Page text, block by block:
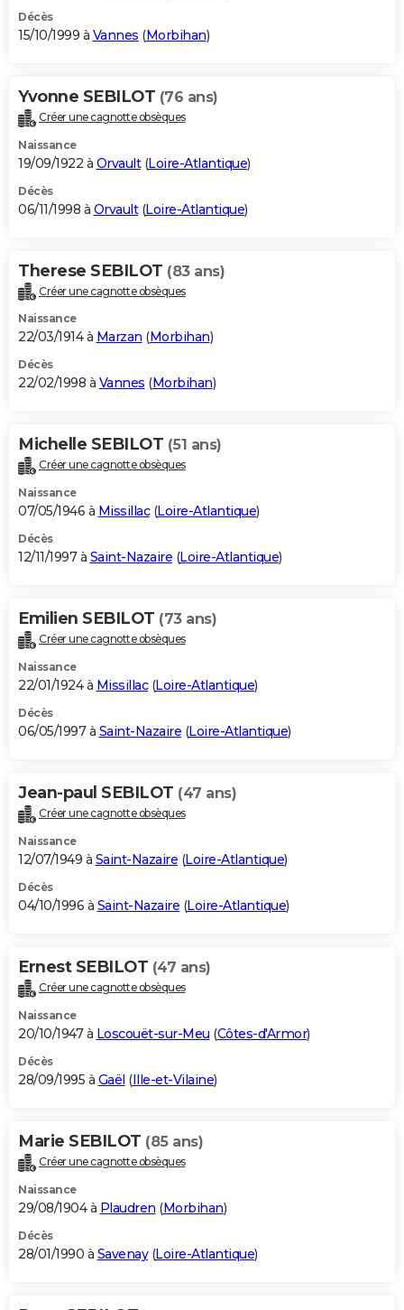
Décès
15/10/1999 à Vannes (Morbihan)
Yvonne SEBILOT (76 ans)
Créer une cagnotte obsèques
Naissance
19/09/1922 à Orvault(Loire-Atlantique)
Décès
06/11/1998 à Orvault(Loire-Atlantique)
Therese SEBILOT (83 ans)
Créer une cagnotte obsèques
Naissance
22/03/1914 à Marzan (Morbihan)
Décès
22/02/1998 à Vannes (Morbihan)
Michelle SEBILOT (51 ans)
Créer une cagnotte obsèques
Naissance
07/05/1946 à Missillac(Loire-Atlantique)
Décès
12/11/1997 à Saint-Nazaire (Loire-Atlantique)
Emilien SEBILOT (73 ans)
Créer une cagnotte obsèques
Naissance
22/01/1924 à Missillac(Loire-Atlantique)
Décès
06/05/1997 à Saint-Nazaire (Loire-Atlantique)
Jean-paul SEBILOT (47 ans)
Créer une cagnotte obsèques
Naissance
12/07/1949 à Saint-Nazaire (Loire-Atlantique)
Décès
04/10/1996 à Saint-Nazaire (Loire-Atlantique)
Ernest SEBILOT (47 ans)
Créer une cagnotte obsèques
Naissance
20/10/1947 à Loscouët-sur-Meu (Côtes-d'Armor)
Décès
28/09/1995 à Gaël (Ille-et-Vilaine)
Marie SEBILOT (85 ans)
Créer une cagnotte obsèques
Naissance
29/08/1904 à Plaudren (Morbihan)
Décès
28/01/1990 à Savenay(Loire-Atlantique)